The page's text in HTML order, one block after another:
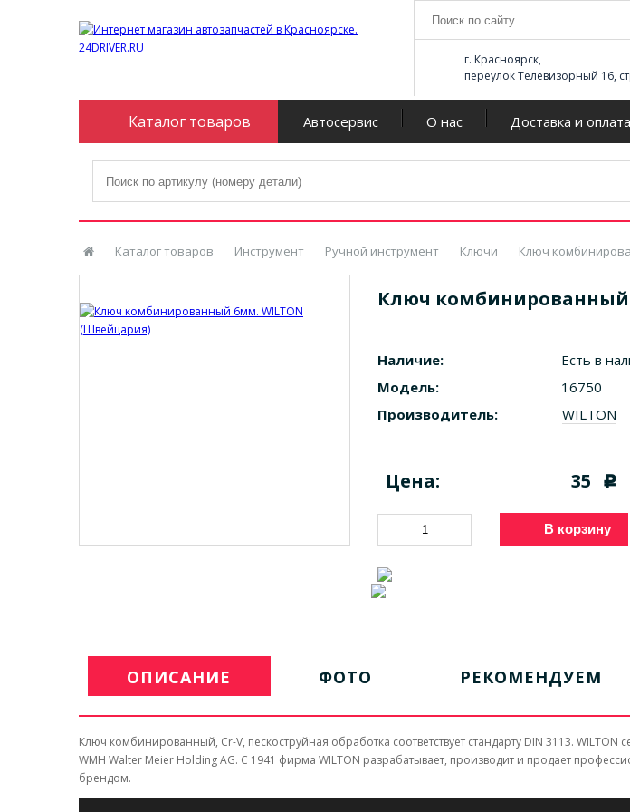
г. Красноярск,
переулок Телевизорный 16,
Каталог товаров Автосервис О нас Доставка и оплата
Каталог товаров Инструмент Ручной инструмент Ключи Ключ
Ключ
Наличие:
Есть в
Модель:
16750
Производитель:
WILTON
Цена: 35 c
В корзину
ОПИСАНИЕ ФОТО РЕКОМЕНДУЕМ
Ключ комбинированный, Cr-V, пескоструйная обработка соответствует стандарту DIN 3113.
WMH Walter Meier Holding AG. C 1941 фирма WILTON разрабатывает, производит и продает
брендом.